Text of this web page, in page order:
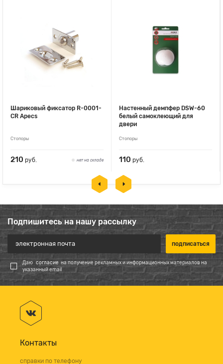
Шариковый фиксатор R-0001-
CR Apecs
Стопоры
210 руб. нет на складе
Настенный демпфер DSW-60
белый самоклеющий для
двери
Стопоры
110 руб.
Подпишитесь на нашу рассылку
Даю согласие на получение рекламных и информационных материалов на
указанный email
Контакты
справки по телефону